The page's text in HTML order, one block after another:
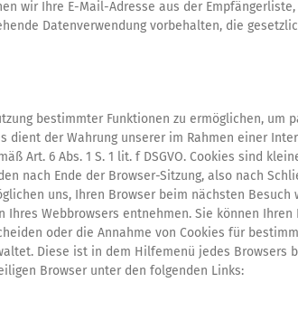
wir Ihre E-Mail-Adresse aus der
Datenverwendung vorbehalten, die
bestimmter Funktionen zu ermöglichen, um
der Wahrung unserer im Rahmen einer
Art. 6 Abs. 1 S. 1 lit. f DSGVO. Cookies sind
nach Ende der Browser-Sitzung, also nach
uns, Ihren Browser beim nächsten
Webbrowsers entnehmen. Sie können
oder die Annahme von Cookies für
Diese ist in dem Hilfemenü jedes Browsers
Browser unter den folgenden Links: